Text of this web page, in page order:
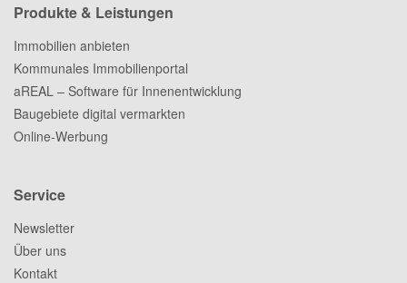
Produkte & Leistungen
Immobilien anbieten
Kommunales Immobilienportal
aREAL – Software für Innenentwicklung
Baugebiete digital vermarkten
Online-Werbung
Service
Newsletter
Über uns
Kontakt